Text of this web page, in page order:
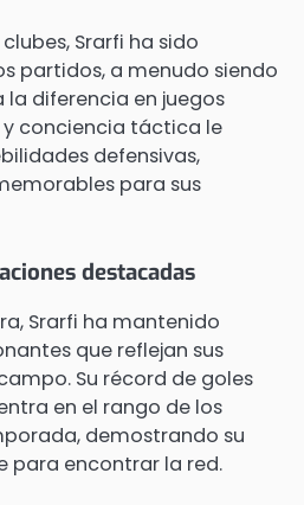
Srarfi ha sido
partidos, a menudo siendo
diferencia en juegos
y conciencia táctica le
defensivas,
para sus
destacadas
Srarfi ha mantenido
que reflejan sus
Su récord de goles
en el rango de los
demostrando su
encontrar la red.